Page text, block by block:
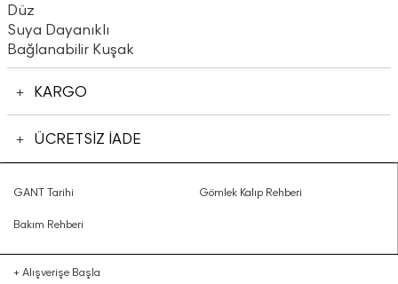
Düz
Suya Dayanıklı
Bağlanabilir Kuşak
KARGO
ÜCRETSİZ İADE
GANT Tarihi Gömlek Kalıp Rehberi
Bakım Rehberi
+ Alışverişe Başla